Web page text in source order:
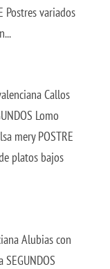
Postres variados
Callos
Lomo
mery POSTRE
platos bajos
Alubias con